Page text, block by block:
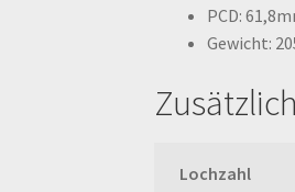
PCD:
Gewicht:
Lochzahl